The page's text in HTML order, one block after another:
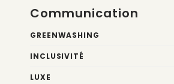
Communication
GREENWASHING
INCLUSIVITÉ
LUXE